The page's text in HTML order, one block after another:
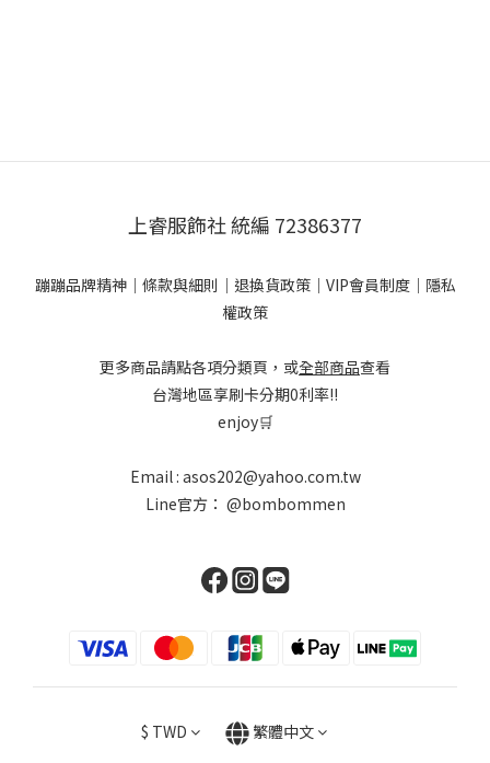
上睿服飾社 統編 72386377
蹦蹦品牌精神｜ 條款與細則 ｜ 退換貨政策｜ VIP會員制度｜ 隱私
權政策
更多商品請點各項分類頁，或全部商品查看
台灣地區享刷卡分期0利率!!
enjoy🛒
Email : asos202@yahoo.com.tw
Line官方： @bombommen
$ TWD 繁體中文